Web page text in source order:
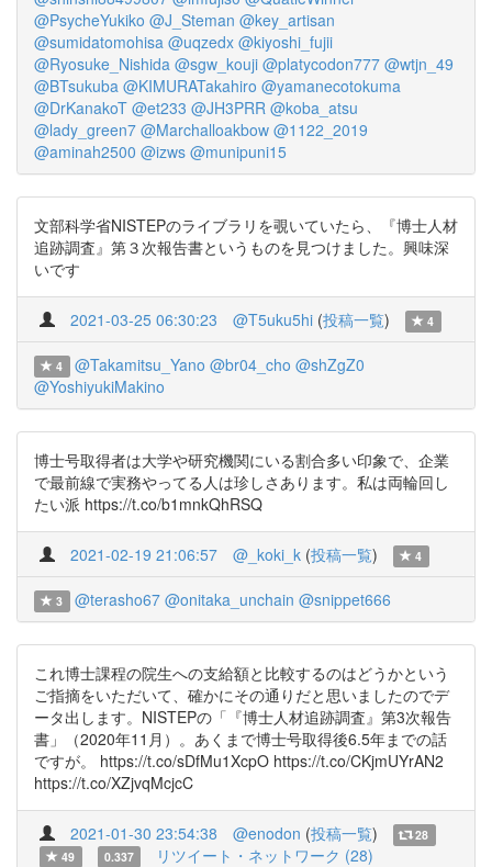
@PsycheYukiko @J_Steman @key_artisan
@sumidatomohisa @uqzedx @kiyoshi_fujii
@Ryosuke_Nishida @sgw_kouji @platycodon777 @wtjn_49
@BTsukuba @KIMURATakahiro @yamanecotokuma
@DrKanakoT @et233 @JH3PRR @koba_atsu
@lady_green7 @Marchalloakbow @1122_2019
@aminah2500 @izws @munipuni15
文部科学省NISTEPのライブラリを覗いていたら、『博士人材
追跡調査』第３次報告書というものを見つけました。興味深
いです
2021-03-25 06:30:23 @T5uku5hi (投稿一覧) 4
4 @Takamitsu_Yano @br04_cho @shZgZ0
@YoshiyukiMakino
博士号取得者は大学や研究機関にいる割合多い印象で、企業
で最前線で実務やってる人は珍しさあります。私は両輪回し
たい派 https://t.co/b1mnkQhRSQ
2021-02-19 21:06:57 @_koki_k (投稿一覧) 4
3 @terasho67 @onitaka_unchain @snippet666
これ博士課程の院生への支給額と比較するのはどうかという
ご指摘をいただいて、確かにその通りだと思いましたのでデ
ータ出します。NISTEPの「『博士人材追跡調査』第3次報告
書」（2020年11月）。あくまで博士号取得後6.5年までの話
ですが。 https://t.co/sDfMu1XcpO https://t.co/CKjmUYrAN2
https://t.co/XZjvqMcjcC
2021-01-30 23:54:38 @enodon (投稿一覧)
28
49
0.337 リツイート・ネットワーク (28)